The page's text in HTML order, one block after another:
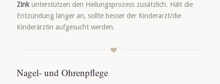
Zinkunterstützen den Heilungsprozess zusätzlich. Hält die
Entzündung länger an, sollte besser der Kinderarzt/die
Kinderärztin aufgesucht werden.
Nagel- und Ohrenpflege